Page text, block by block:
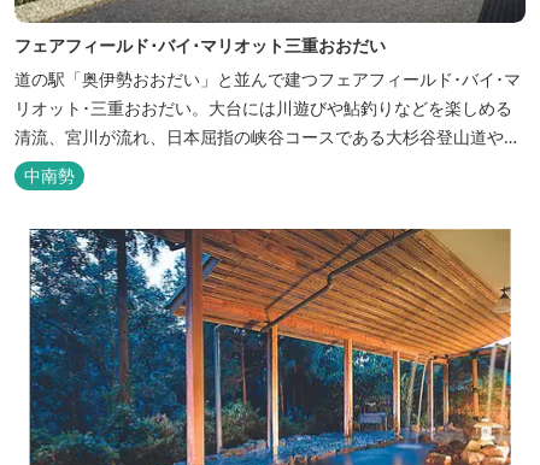
フェアフィールド･バイ･マリオット三重おおだい
道の駅「奥伊勢おおだい」と並んで建つフェアフィールド･バイ･マ
リオット･三重おおだい。大台には川遊びや鮎釣りなどを楽しめる
清流、宮川が流れ、日本屈指の峡谷コースである大杉谷登山道や、
登山初心者から楽しめる総門山など、表情豊かな山々が連なりま
す。 日本の滝百選に選ばれている七ッ釜滝など、大自然が作り出す
点として、当ホテルは快適さを追...
中南勢